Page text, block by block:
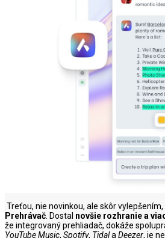
Treťou, nie novinkou, ale skôr
Prehrávač . Dostal novšie rozhranie a
že integrovaný prehliadač, dokáže
YouTube Music, Spotify, Tidala Deezer, je